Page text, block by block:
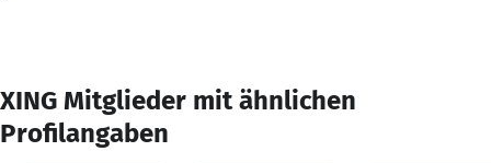
XING Mitglieder mit ähnlichen
Profilangaben